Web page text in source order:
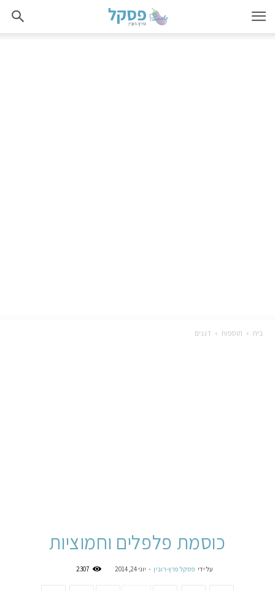
בית תוספות דגנים
כוסמת פלפלים וחמוציות
על ידי פסקל פרץ-רובין - יוני 24, 2014 2307